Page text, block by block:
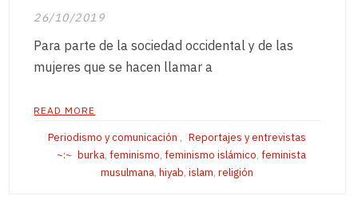
26/10/2019
Para parte de la sociedad occidental y de las
mujeres que se hacen llamar a
READ MORE
Periodismo y comunicación , Reportajes y entrevistas
burka, feminismo, feminismo islámico, feminista
musulmana,hiyab,islam,religión